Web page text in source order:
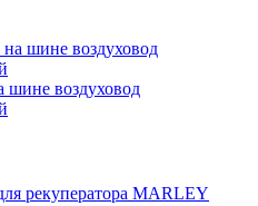
воздуховод